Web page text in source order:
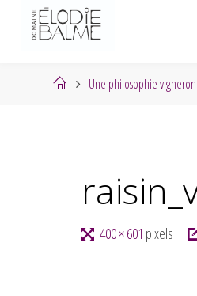
HomeUne philosophie
Full 400 × 601 pixels